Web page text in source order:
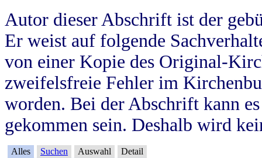
Autor dieser Abschrift ist der
Er weist auf folgende
von einer Kopie des Original-
zweifelsfreie Fehler im
worden. Bei der Abschrift kann
gekommen sein. Deshalb wird
Alles Suchen Auswahl Detail